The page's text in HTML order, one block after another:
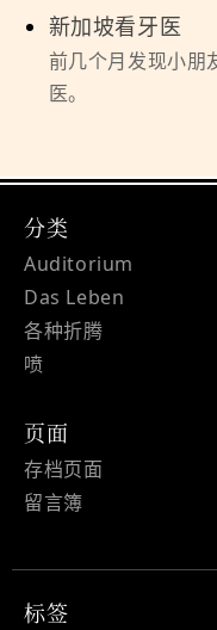
新加坡看牙医
前几个月发现小朋
医。
分类
Auditorium
Das Leben
各种折腾
喷
页面
存档页面
留言簿
标签